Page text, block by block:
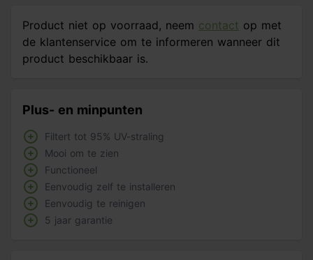
Product niet op voorraad, neem contact op met
de klantenservice om te informeren wanneer dit
product beschikbaar is.
Plus- en minpunten
Filtert tot 95% UV-straling
Mooi om te zien
Functioneel
Eenvoudig zelf te installeren
Eenvoudig te reinigen
5 jaar garantie